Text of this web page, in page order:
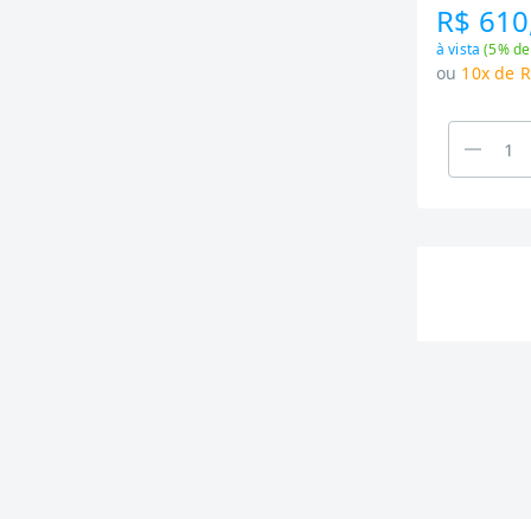
R$
à vista(5%
ou 10x de